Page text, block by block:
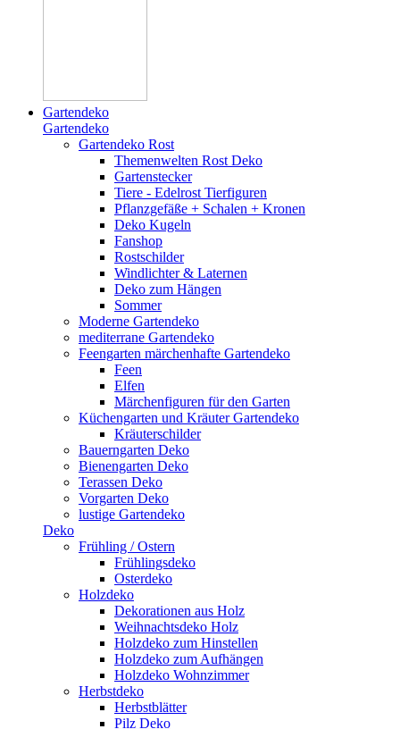
Gartendeko
Gartendeko
Gartendeko Rost
Themenwelten Rost Deko
Gartenstecker
Tiere - Edelrost Tierfiguren
Pflanzgefäße + Schalen + Kronen
Deko Kugeln
Fanshop
Rostschilder
Windlichter & Laternen
Deko zum Hängen
Sommer
Moderne Gartendeko
mediterrane Gartendeko
Feengarten märchenhafte Gartendeko
Feen
Elfen
Märchenfiguren für den Garten
Küchengarten und Kräuter Gartendeko
Kräuterschilder
Bauerngarten Deko
Bienengarten Deko
Terassen Deko
Vorgarten Deko
lustige Gartendeko
Deko
Frühling / Ostern
Frühlingsdeko
Osterdeko
Holzdeko
Dekorationen aus Holz
Weihnachtsdeko Holz
Holzdeko zum Hinstellen
Holzdeko zum Aufhängen
Holzdeko Wohnzimmer
Herbstdeko
Herbstblätter
Pilz Deko